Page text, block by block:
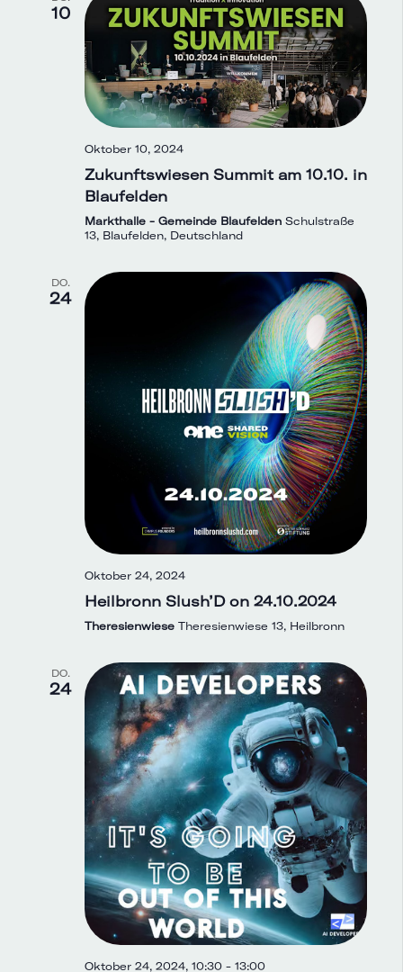
10
Oktober 10, 2024
Zukunftswiesen Summit am 10.10. in
Blaufelden
Markthalle - Gemeinde Blaufelden Schulstraße
13, Blaufelden, Deutschland
DO.
24
Oktober 24, 2024
Heilbronn Slush’D on 24.10.2024
Theresienwiese Theresienwiese 13, Heilbronn
DO.
24
Oktober 24, 2024, 10:30 - 13:00